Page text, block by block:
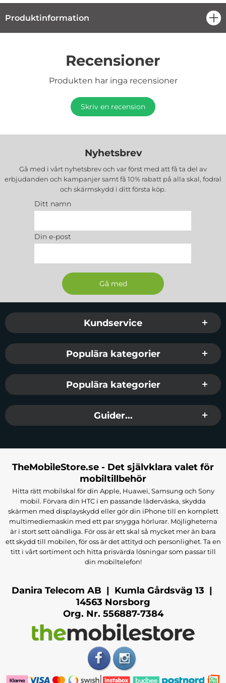
Produktinformation
Recensioner
Produkten har inga recensioner
Skriv en recension
Nyhetsbrev
Gå med i vårt nyhetsbrev och var först med att få ta del av
erbjudanden och kampanjer samt få 10% rabatt på alla skal, fodral
och skärmskydd i ditt första köp.
Ditt namn
Din e-post
Sidfot Blandad info och länkar
Kundservice
Populära kategorier
Populära kategorier
Guider...
TheMobileStore.se - Det självklara valet för
mobiltillbehör
Hitta rätt mobilskal för din Apple, Huawei, Samsung och Sony
mobil. Förvara din HTC i en passande läderväska, skydda
skärmen med displayskydd eller gör din iPhone till en komplett
multimediemaskin med ett par snygga hörlurar. Möjligheterna
är i stort sett oändliga. För oss är ett skal så mycket mer än bara
ett skydd till mobilen, för oss är det attityd och personlighet. Ta en
titt i vårt sortiment och hitta prisvärda lösningar som passar till
din mobiltelefon!
Danira Telecom AB | Kumla Gårdsväg 13 |
14563 Norsborg
Org. Nr. 556887-7384